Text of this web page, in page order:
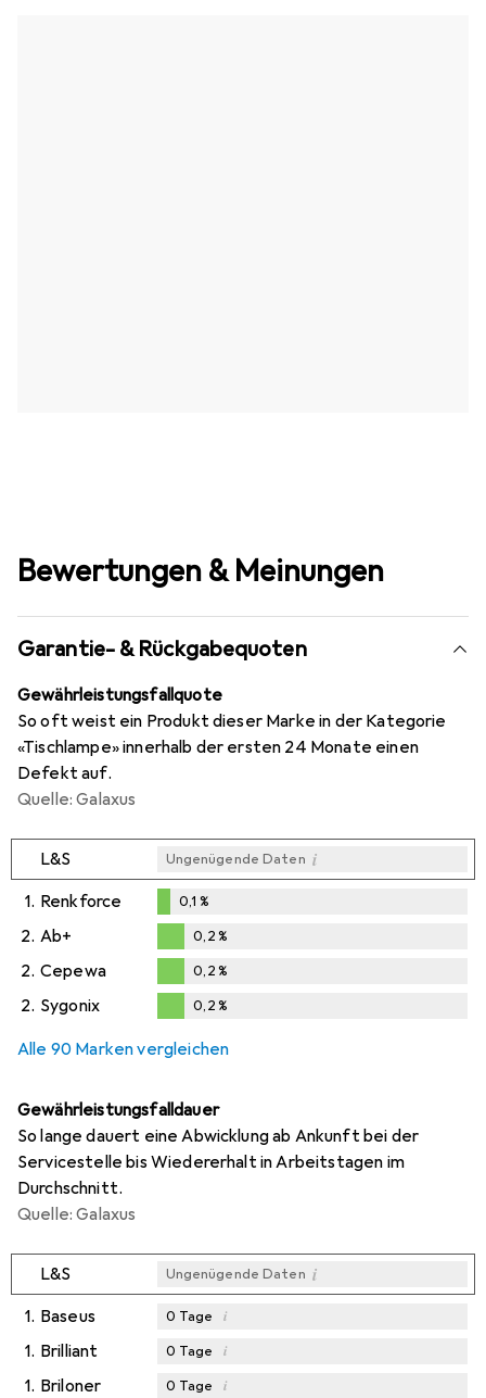
Bewertungen & Meinungen
Garantie- & Rückgabequoten
Gewährleistungsfallquote
So oft weist ein Produkt dieser Marke in der Kategorie
«Tischlampe» innerhalb der ersten 24 Monate einen
Defekt auf.
Quelle: Galaxus
L&S Ungenügende Daten i
1. Renkforce
%
0,1 %
2. Ab+
0,2%
0,2%
2. Cepewa
0,2%
0,2%
2. Sygonix 0,2%
Alle 90 Marken vergleichen
Gewährleistungsfalldauer
So lange dauert eine Abwicklung ab Ankunft bei der
Servicestelle bis Wiedererhalt in Arbeitstagen im
Durchschnitt.
Quelle: Galaxus
L&S Ungenügende Daten i
1. Baseus 0 Tage i
1. Brilliant 0 Tage i
1. Briloner 0 Tage i